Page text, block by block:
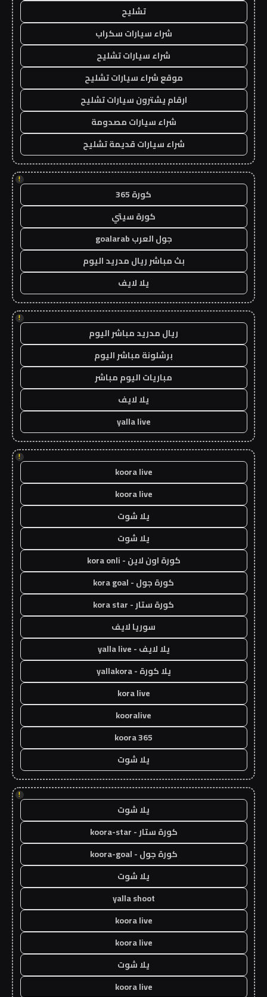
تشليح
شراء سيارات سكراب
شراء سيارات تشليح
موقع شراء سيارات تشليح
ارقام يشترون سيارات تشليح
شراء سيارات مصدومة
شراء سيارات قديمة تشليح
!
كورة 365
كورة سيتي
جول العرب goalarab
بث مباشر ريال مدريد اليوم
يلا لايف
!
ريال مدريد مباشر اليوم
برشلونة مباشر اليوم
مباريات اليوم مباشر
يلا لايف
yalla live
!
koora live
koora live
يلا شوت
يلا شوت
كورة اون لاين - kora onli
كورة جول - kora goal
كورة ستار - kora star
سوريا لايف
يلا لايف - yalla live
يلا كورة - yallakora
kora live
kooralive
koora 365
يلا شوت
!
يلا شوت
كورة ستار - koora-star
كورة جول - koora-goal
يلا شوت
yalla shoot
koora live
koora live
يلا شوت
koora live